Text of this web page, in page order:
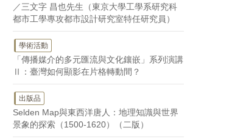
／三文字 昌也先生（東京大學工學系研究科
都市工學專攻都市設計研究室特任研究員）
學術活動
「傳播媒介的多元匯流與文化鑲嵌」系列演講
Ⅱ：臺灣如何顯影在片格轉動間？
出版品
Selden Map與東西洋唐人：地理知識與世界
景象的探索（1500-1620）（二版）